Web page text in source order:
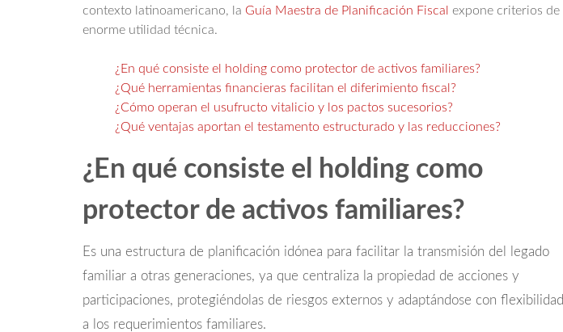
contexto latinoamericano, la Guía Maestra de Planificación Fiscal expone criterios de
enorme utilidad técnica.
¿En qué consiste el holding como protector de activos familiares?
¿Qué herramientas financieras facilitan el diferimiento fiscal?
¿Cómo operan el usufructo vitalicio y los pactos sucesorios?
¿Qué ventajas aportan el testamento estructurado y las reducciones?
¿En qué consiste el holding como
protector de activos familiares?
Es una estructura de planificación idónea para facilitar la transmisión del legado
familiar a otras generaciones, ya que centraliza la propiedad de acciones y
participaciones, protegiéndolas de riesgos externos y adaptándose con flexibilidad
a los requerimientos familiares.